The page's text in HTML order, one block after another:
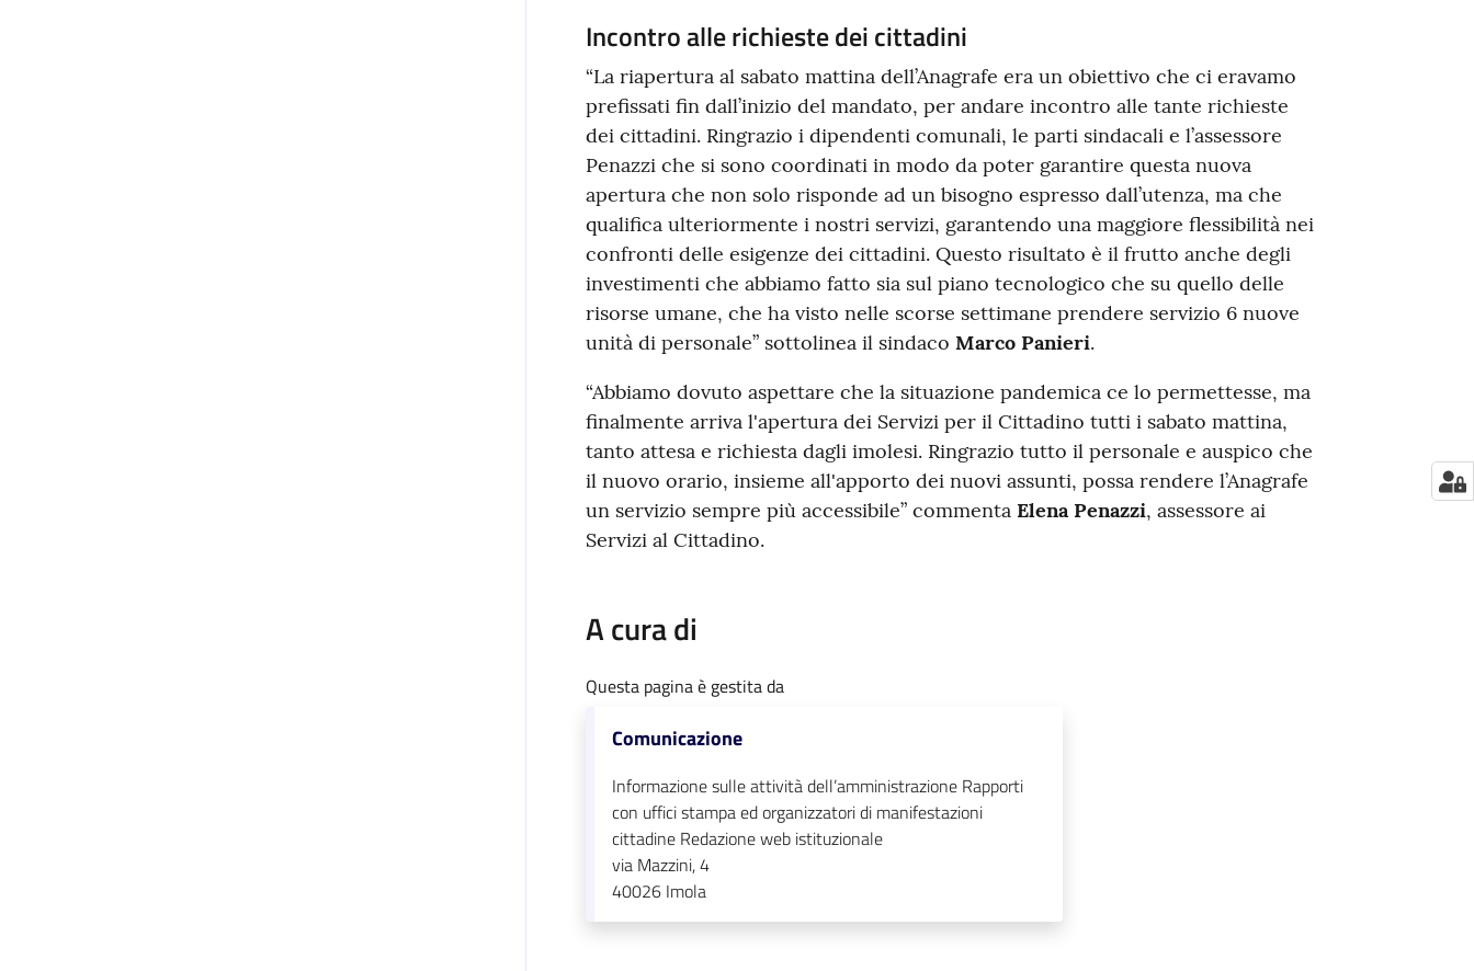
Incontro alle richieste dei cittadini
“La riapertura al sabato mattina dell’Anagrafe era un obiettivo che ci eravamo
prefissati fin dall’inizio del mandato, per andare incontro alle tante richieste
dei cittadini. Ringrazio i dipendenti comunali, le parti sindacali e l’assessore
Penazzi che si sono coordinati in modo da poter garantire questa nuova
apertura che non solo risponde ad un bisogno espresso dall’utenza, ma che
qualifica ulteriormente i nostri servizi, garantendo una maggiore flessibilità nei
confronti delle esigenze dei cittadini. Questo risultato è il frutto anche degli
investimenti che abbiamo fatto sia sul piano tecnologico che su quello delle
risorse umane, che ha visto nelle scorse settimane prendere servizio 6 nuove
unità di personale” sottolinea il sindaco Marco Panieri.
“Abbiamo dovuto aspettare che la situazione pandemica ce lo permettesse, ma
finalmente arriva l'apertura dei Servizi per il Cittadino tutti i sabato mattina,
tanto attesa e richiesta dagli imolesi. Ringrazio tutto il personale e auspico che
il nuovo orario, insieme all'apporto dei nuovi assunti, possa rendere l’Anagrafe
un servizio sempre più accessibile” commenta Elena Penazzi, assessore ai
Servizi al Cittadino.
A cura di
Questa pagina è gestita da
Comunicazione
Informazione sulle attività dell’amministrazione Rapporti
con uffici stampa ed organizzatori di manifestazioni
cittadine Redazione web istituzionale
via Mazzini, 4
40026 Imola